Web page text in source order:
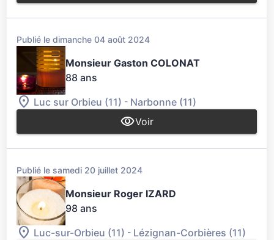
Publié le dimanche 04 août 2024
Monsieur Gaston COLONAT
88 ans
Luc sur Orbieu (11) - Narbonne (11)
Voir
Publié le samedi 20 juillet 2024
Monsieur Roger IZARD
98 ans
Luc-sur-Orbieu (11) - Lézignan-Corbières (11)